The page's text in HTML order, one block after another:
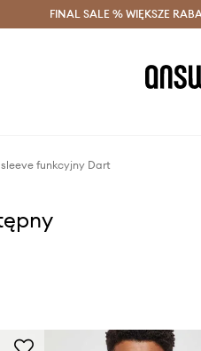
Oszczędzaj z Answear Club >
FINAL SALE % WIĘKSZE
funkcyjny Dart